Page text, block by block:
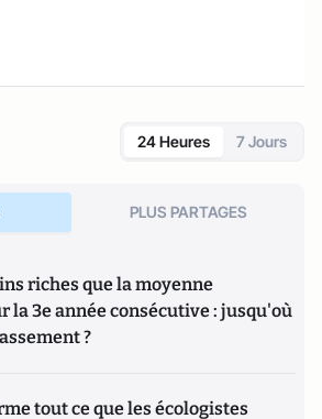
24 Heures 7 Jours
PLUS PARTAGES
riches que la moyenne
la 3e année consécutive : jusqu'où
?
tout ce que les écologistes